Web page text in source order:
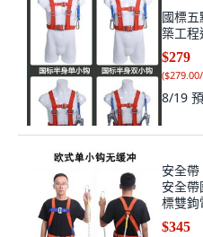
國標
築工
$279
(
8/19
安全
安全
標雙鉤
5點,單
$345